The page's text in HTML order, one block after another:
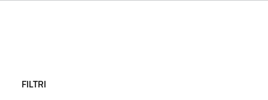
FILTRI